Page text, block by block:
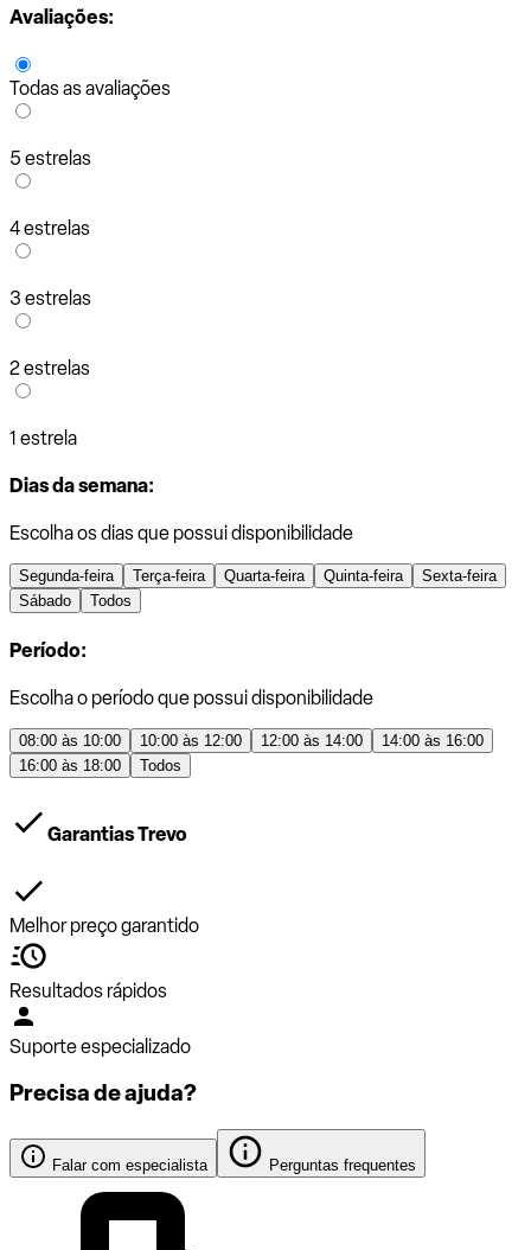
Avaliações:
Todas as avaliações
5 estrelas
4 estrelas
3 estrelas
2 estrelas
1 estrela
Dias da semana:
Escolha os dias que possui disponibilidade
Segunda-feira Terça-feira Quarta-feira Quinta-feira
Sexta-feira
Sábado
Todos
Período:
Escolha o período que possui disponibilidade
08:00 às 10:00 10:00 às 12:00 12:00 às 14:00
14:00 às 16:00
16:00 às 18:00
Todos
Garantias Trevo
Melhor preço garantido
Resultados rápidos
Suporte especializado
Precisa de ajuda?
Falar com especialista Perguntas frequentes